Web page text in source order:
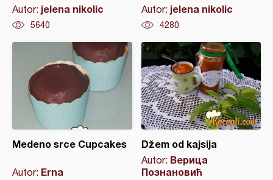
Autor: jelena nikolic
5640
Autor: jelena nikolic
4280
Medeno srce Cupcakes
Autor: Erna
Džem od kajsija
Autor: Верица
Познановић